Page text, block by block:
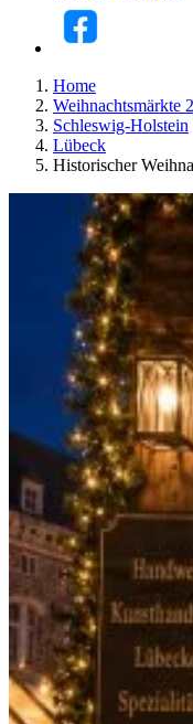
Home
Weihnachtsmärkte
Schleswig-Holstein
Lübeck
Historischer